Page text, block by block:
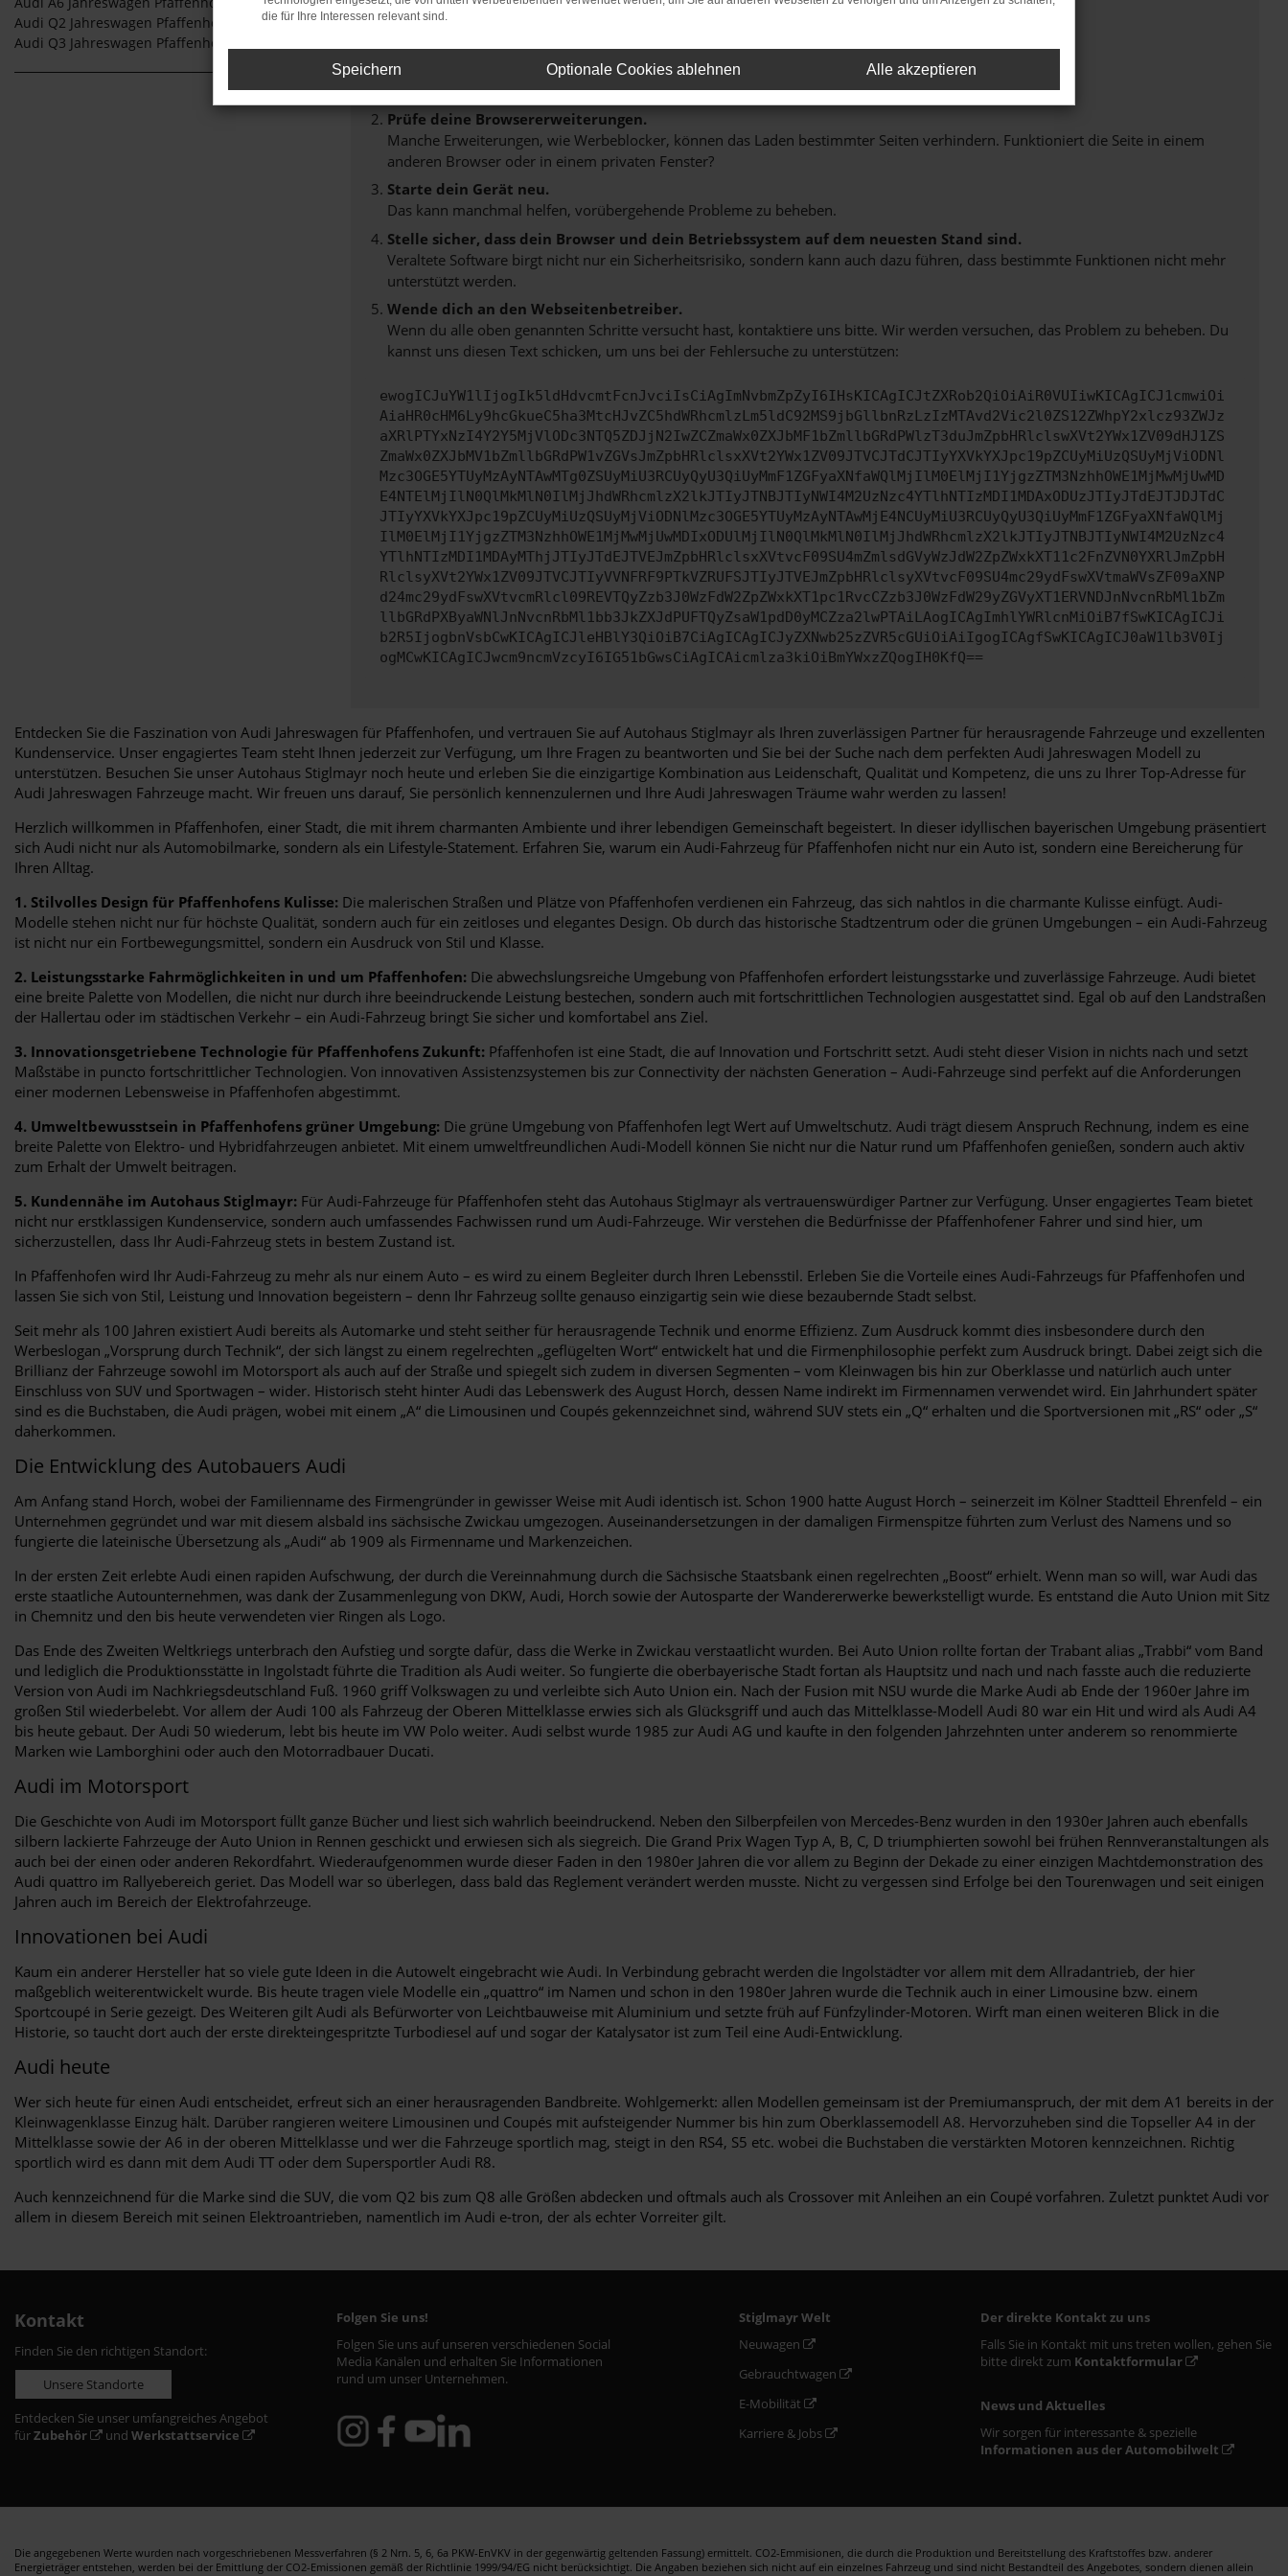
Audi Q2 Jahreswagen Pfaffenhofen
Audi Q3 Jahreswagen Pfaffenhofen
Beim Laden ist ein Fehler aufgetreten.
Überprüfe deine Firewall und deine Internetverbindung.
Laden andere Webseiten, zum Beispiel deine Suchmaschine?
Prüfe deine Browsererweiterungen.
Manche Erweiterungen, wie Werbeblocker, können das Laden bestimmter Seiten verhindern. Funktioniert die Seite in einem
anderen Browser oder in einem privaten Fenster?
Starte dein Gerät neu.
Das kann manchmal helfen, vorübergehende Probleme zu beheben.
Stelle sicher, dass dein Browser und dein Betriebssystem auf dem neuesten Stand sind.
Veraltete Software birgt nicht nur ein Sicherheitsrisiko, sondern kann auch dazu führen, dass bestimmte Funktionen nicht mehr
unterstützt werden.
Wende dich an den Webseitenbetreiber.
Wenn du alle oben genannten Schritte versucht hast, kontaktiere uns bitte. Wir werden versuchen, das Problem zu beheben. Du
kannst uns diesen Text schicken, um uns bei der Fehlersuche zu unterstützen:
ewogICJuYW1lIjogIk5ldHdvcmtFcnJvciIsCiAgImNvbmZpZyI6IHsKICAgICJtZXRob2QiOiAiR0VUIiwKICAgICJ1cmwiOi
AiaHR0cHM6Ly9hcGkueC5ha3MtcHJvZC5hdWRhcmlzLm5ldC92MS9jbGllbnRzLzIzMTAvd2Vic2l0ZS12ZWhpY2xlcz93ZWJz
aXRlPTYxNzI4Y2Y5MjVlODc3NTQ5ZDJjN2IwZCZmaWx0ZXJbMF1bZmllbGRdPWlzT3duJmZpbHRlclswXVt2YWx1ZV09dHJ1ZS
ZmaWx0ZXJbMV1bZmllbGRdPW1vZGVsJmZpbHRlclsxXVt2YWx1ZV09JTVCJTdCJTIyYXVkYXJpc19pZCUyMiUzQSUyMjViODNl
Mzc3OGE5YTUyMzAyNTAwMTg0ZSUyMiU3RCUyQyU3QiUyMmF1ZGFyaXNfaWQlMjIlM0ElMjI1YjgzZTM3NzhhOWE1MjMwMjUwMD
E4NTElMjIlN0QlMkMlN0IlMjJhdWRhcmlzX2lkJTIyJTNBJTIyNWI4M2UzNzc4YTlhNTIzMDI1MDAxODUzJTIyJTdEJTJDJTdC
JTIyYXVkYXJpc19pZCUyMiUzQSUyMjViODNlMzc3OGE5YTUyMzAyNTAwMjE4NCUyMiU3RCUyQyU3QiUyMmF1ZGFyaXNfaWQlMj
IlM0ElMjI1YjgzZTM3NzhhOWE1MjMwMjUwMDIxODUlMjIlN0QlMkMlN0IlMjJhdWRhcmlzX2lkJTIyJTNBJTIyNWI4M2UzNzc4
YTlhNTIzMDI1MDAyMThjJTIyJTdEJTVEJmZpbHRlclsxXVtvcF09SU4mZmlsdGVyWzJdW2ZpZWxkXT11c2FnZVN0YXRlJmZpbH
RlclsyXVt2YWx1ZV09JTVCJTIyVVNFRF9PTkVZRUFSJTIyJTVEJmZpbHRlclsyXVtvcF09SU4mc29ydFswXVtmaWVsZF09aXNP
d24mc29ydFswXVtvcmRlcl09REVTQyZzb3J0WzFdW2ZpZWxkXT1pc1RvcCZzb3J0WzFdW29yZGVyXT1ERVNDJnNvcnRbMl1bZm
llbGRdPXByaWNlJnNvcnRbMl1bb3JkZXJdPUFTQyZsaW1pdD0yMCZza2lwPTAiLAogICAgImhlYWRlcnMiOiB7fSwKICAgICJi
b2R5IjogbnVsbCwKICAgICJleHBlY3QiOiB7CiAgICAgICJyZXNwb25zZVR5cGUiOiAiIgogICAgfSwKICAgICJ0aW1lb3V0Ij
ogMCwKICAgICJwcm9ncmVzcyI6IG51bGwsCiAgICAicmlza3kiOiBmYWxzZQogIH0KfQ==
Entdecken Sie die Faszination von Audi Jahreswagen für Pfaffenhofen, und vertrauen Sie auf Autohaus Stiglmayr als Ihren zuverlässigen Partner für herausragende Fahrzeuge und exzellenten
Kundenservice. Unser engagiertes Team steht Ihnen jederzeit zur Verfügung, um Ihre Fragen zu beantworten und Sie bei der Suche nach dem perfekten Audi Jahreswagen Modell zu
unterstützen. Besuchen Sie unser Autohaus Stiglmayr noch heute und erleben Sie die einzigartige Kombination aus Leidenschaft, Qualität und Kompetenz, die uns zu Ihrer Top-Adresse für
Audi Jahreswagen Fahrzeuge macht. Wir freuen uns darauf, Sie persönlich kennenzulernen und Ihre Audi Jahreswagen Träume wahr werden zu lassen!
Herzlich willkommen in Pfaffenhofen, einer Stadt, die mit ihrem charmanten Ambiente und ihrer lebendigen Gemeinschaft begeistert. In dieser idyllischen bayerischen Umgebung präsentiert
sich Audi nicht nur als Automobilmarke, sondern als ein Lifestyle-Statement. Erfahren Sie, warum ein Audi-Fahrzeug für Pfaffenhofen nicht nur ein Auto ist, sondern eine Bereicherung für
Ihren Alltag.
1. Stilvolles Design für Pfaffenhofens Kulisse: Die malerischen Straßen und Plätze von Pfaffenhofen verdienen ein Fahrzeug, das sich nahtlos in die charmante Kulisse einfügt. Audi-
Modelle stehen nicht nur für höchste Qualität, sondern auch für ein zeitloses und elegantes Design. Ob durch das historische Stadtzentrum oder die grünen Umgebungen – ein Audi-Fahrzeug
ist nicht nur ein Fortbewegungsmittel, sondern ein Ausdruck von Stil und Klasse.
2. Leistungsstarke Fahrmöglichkeiten in und um Pfaffenhofen: Die abwechslungsreiche Umgebung von Pfaffenhofen erfordert leistungsstarke und zuverlässige Fahrzeuge. Audi bietet
eine breite Palette von Modellen, die nicht nur durch ihre beeindruckende Leistung bestechen, sondern auch mit fortschrittlichen Technologien ausgestattet sind. Egal ob auf den Landstraßen
der Hallertau oder im städtischen Verkehr – ein Audi-Fahrzeug bringt Sie sicher und komfortabel ans Ziel.
3. Innovationsgetriebene Technologie für Pfaffenhofens Zukunft: Pfaffenhofen ist eine Stadt, die auf Innovation und Fortschritt setzt. Audi steht dieser Vision in nichts nach und setzt
Maßstäbe in puncto fortschrittlicher Technologien. Von innovativen Assistenzsystemen bis zur Connectivity der nächsten Generation – Audi-Fahrzeuge sind perfekt auf die Anforderungen
einer modernen Lebensweise in Pfaffenhofen abgestimmt.
4. Umweltbewusstsein in Pfaffenhofens grüner Umgebung: Die grüne Umgebung von Pfaffenhofen legt Wert auf Umweltschutz. Audi trägt diesem Anspruch Rechnung, indem es eine
breite Palette von Elektro- und Hybridfahrzeugen anbietet. Mit einem umweltfreundlichen Audi-Modell können Sie nicht nur die Natur rund um Pfaffenhofen genießen, sondern auch aktiv
zum Erhalt der Umwelt beitragen.
5. Kundennähe im Autohaus Stiglmayr: Für Audi-Fahrzeuge für Pfaffenhofen steht das Autohaus Stiglmayr als vertrauenswürdiger Partner zur Verfügung. Unser engagiertes Team bietet
nicht nur erstklassigen Kundenservice, sondern auch umfassendes Fachwissen rund um Audi-Fahrzeuge. Wir verstehen die Bedürfnisse der Pfaffenhofener Fahrer und sind hier, um
sicherzustellen, dass Ihr Audi-Fahrzeug stets in bestem Zustand ist.
In Pfaffenhofen wird Ihr Audi-Fahrzeug zu mehr als nur einem Auto – es wird zu einem Begleiter durch Ihren Lebensstil. Erleben Sie die Vorteile eines Audi-Fahrzeugs für Pfaffenhofen und
lassen Sie sich von Stil, Leistung und Innovation begeistern – denn Ihr Fahrzeug sollte genauso einzigartig sein wie diese bezaubernde Stadt selbst.
Seit mehr als 100 Jahren existiert Audi bereits als Automarke und steht seither für herausragende Technik und enorme Effizienz. Zum Ausdruck kommt dies insbesondere durch den
Werbeslogan „Vorsprung durch Technik“, der sich längst zu einem regelrechten „geflügelten Wort“ entwickelt hat und die Firmenphilosophie perfekt zum Ausdruck bringt. Dabei zeigt sich die
Brillianz der Fahrzeuge sowohl im Motorsport als auch auf der Straße und spiegelt sich zudem in diversen Segmenten – vom Kleinwagen bis hin zur Oberklasse und natürlich auch unter
Einschluss von SUV und Sportwagen – wider. Historisch steht hinter Audi das Lebenswerk des August Horch, dessen Name indirekt im Firmennamen verwendet wird. Ein Jahrhundert später
sind es die Buchstaben, die Audi prägen, wobei mit einem „A“ die Limousinen und Coupés gekennzeichnet sind, während SUV stets ein „Q“ erhalten und die Sportversionen mit „RS“ oder „S“
daherkommen.
Die Entwicklung des Autobauers Audi
Am Anfang stand Horch, wobei der Familienname des Firmengründer in gewisser Weise mit Audi identisch ist. Schon 1900 hatte August Horch – seinerzeit im Kölner Stadtteil Ehrenfeld – ein
Unternehmen gegründet und war mit diesem alsbald ins sächsische Zwickau umgezogen. Auseinandersetzungen in der damaligen Firmenspitze führten zum Verlust des Namens und so
fungierte die lateinische Übersetzung als „Audi“ ab 1909 als Firmenname und Markenzeichen.
In der ersten Zeit erlebte Audi einen rapiden Aufschwung, der durch die Vereinnahmung durch die Sächsische Staatsbank einen regelrechten „Boost“ erhielt. Wenn man so will, war Audi das
erste staatliche Autounternehmen, was dank der Zusammenlegung von DKW, Audi, Horch sowie der Autosparte der Wandererwerke bewerkstelligt wurde. Es entstand die Auto Union mit Sitz
in Chemnitz und den bis heute verwendeten vier Ringen als Logo.
Das Ende des Zweiten Weltkriegs unterbrach den Aufstieg und sorgte dafür, dass die Werke in Zwickau verstaatlicht wurden. Bei Auto Union rollte fortan der Trabant alias „Trabbi“ vom Band
und lediglich die Produktionsstätte in Ingolstadt führte die Tradition als Audi weiter. So fungierte die oberbayerische Stadt fortan als Hauptsitz und nach und nach fasste auch die reduzierte
Version von Audi im Nachkriegsdeutschland Fuß. 1960 griff Volkswagen zu und verleibte sich Auto Union ein. Nach der Fusion mit NSU wurde die Marke Audi ab Ende der 1960er Jahre im
großen Stil wiederbelebt. Vor allem der Audi 100 als Fahrzeug der Oberen Mittelklasse erwies sich als Glücksgriff und auch das Mittelklasse-Modell Audi 80 war ein Hit und wird als Audi A4
bis heute gebaut. Der Audi 50 wiederum, lebt bis heute im VW Polo weiter. Audi selbst wurde 1985 zur Audi AG und kaufte in den folgenden Jahrzehnten unter anderem so renommierte
Marken wie Lamborghini oder auch den Motorradbauer Ducati.
Audi im Motorsport
Die Geschichte von Audi im Motorsport füllt ganze Bücher und liest sich wahrlich beeindruckend. Neben den Silberpfeilen von Mercedes-Benz wurden in den 1930er Jahren auch ebenfalls
silbern lackierte Fahrzeuge der Auto Union in Rennen geschickt und erwiesen sich als siegreich. Die Grand Prix Wagen Typ A, B, C, D triumphierten sowohl bei frühen Rennveranstaltungen als
auch bei der einen oder anderen Rekordfahrt. Wiederaufgenommen wurde dieser Faden in den 1980er Jahren die vor allem zu Beginn der Dekade zu einer einzigen Machtdemonstration des
Audi quattro im Rallyebereich geriet. Das Modell war so überlegen, dass bald das Reglement verändert werden musste. Nicht zu vergessen sind Erfolge bei den Tourenwagen und seit einigen
Jahren auch im Bereich der Elektrofahrzeuge.
Innovationen bei Audi
Kaum ein anderer Hersteller hat so viele gute Ideen in die Autowelt eingebracht wie Audi. In Verbindung gebracht werden die Ingolstädter vor allem mit dem Allradantrieb, der hier
maßgeblich weiterentwickelt wurde. Bis heute tragen viele Modelle ein „quattro“ im Namen und schon in den 1980er Jahren wurde die Technik auch in einer Limousine bzw. einem
Sportcoupé in Serie gezeigt. Des Weiteren gilt Audi als Befürworter von Leichtbauweise mit Aluminium und setzte früh auf Fünfzylinder-Motoren. Wirft man einen weiteren Blick in die
Historie, so taucht dort auch der erste direkteingespritzte Turbodiesel auf und sogar der Katalysator ist zum Teil eine Audi-Entwicklung.
Audi heute
Wer sich heute für einen Audi entscheidet, erfreut sich an einer herausragenden Bandbreite. Wohlgemerkt: allen Modellen gemeinsam ist der Premiumanspruch, der mit dem A1 bereits in der
Kleinwagenklasse Einzug hält. Darüber rangieren weitere Limousinen und Coupés mit aufsteigender Nummer bis hin zum Oberklassemodell A8. Hervorzuheben sind die Topseller A4 in der
Mittelklasse sowie der A6 in der oberen Mittelklasse und wer die Fahrzeuge sportlich mag, steigt in den RS4, S5 etc. wobei die Buchstaben die verstärkten Motoren kennzeichnen. Richtig
sportlich wird es dann mit dem Audi TT oder dem Supersportler Audi R8.
Auch kennzeichnend für die Marke sind die SUV, die vom Q2 bis zum Q8 alle Größen abdecken und oftmals auch als Crossover mit Anleihen an ein Coupé vorfahren. Zuletzt punktet Audi vor
allem in diesem Bereich mit seinen Elektroantrieben, namentlich im Audi e-tron, der als echter Vorreiter gilt.
Kontakt
Finden Sie den richtigen Standort:
Unsere Standorte
Entdecken Sie unser umfangreiches Angebot
fürZubehör und Werkstattservice
Folgen Sie uns!
Folgen Sie uns auf unseren verschiedenen Social
Media Kanälen und erhalten Sie Informationen
rund um unser Unternehmen.
Stiglmayr Welt
Neuwagen
Gebrauchtwagen
E-Mobilität
Karriere & Jobs
Der direkte Kontakt zu uns
Falls Sie in Kontakt mit uns treten wollen, gehen Sie
bitte direkt zum Kontaktformular
News und Aktuelles
Wir sorgen für interessante & spezielle
Informationen aus der Automobilwelt
Die angegebenen Werte wurden nach vorgeschriebenen Messverfahren (§ 2 Nrn. 5, 6, 6a PKW-EnVKV in der gegenwärtig geltenden Fassung) ermittelt. CO2-Emmisionen, die durch die Produktion und Bereitstellung des Kraftstoffes bzw. anderer
Energieträger entstehen, werden bei der Emittlung der CO2-Emissionen gemäß der Richtlinie 1999/94/EG nicht berücksichtigt. Die Angaben beziehen sich nicht auf ein einzelnes Fahrzeug und sind nicht Bestandteil des Angebotes, sondern dienen allein
die für Ihre Interessen relevant sind.
Speichern Optionale Cookies ablehnen Alle akzeptieren